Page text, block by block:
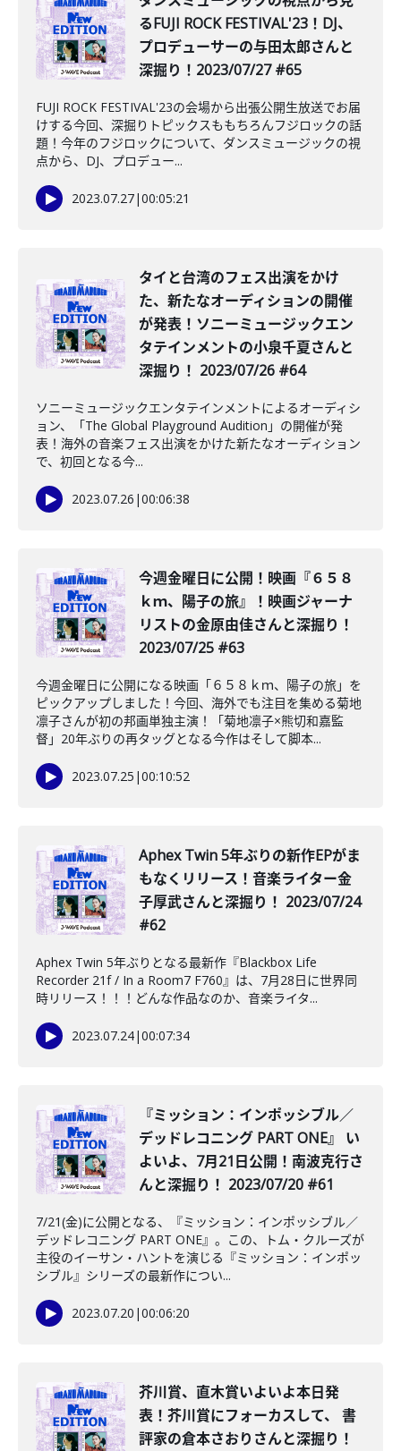
るFUJI ROCK FESTIVAL'23！DJ、
プロデューサーの与田太郎さんと
深掘り！2023/07/27 #65
FUJI ROCK FESTIVAL'23の会場から出張公開生放送でお届
けする今回、深掘りトピックスももちろんフジロックの話
題！今年のフジロックについて、ダンスミュージックの視
点から、DJ、プロデュー...
2023.07.27|00:05:21
タイと台湾のフェス出演をかけ
た、新たなオーディションの開催
が発表！ソニーミュージックエン
タテインメントの小泉千夏さんと
深掘り！ 2023/07/26 #64
ソニーミュージックエンタテインメントによるオーディシ
ョン、「The Global Playground Audition」の開催が発
表！海外の音楽フェス出演をかけた新たなオーディション
で、初回となる今...
2023.07.26 |00:06:38
今週金曜日に公開！映画『６５８
ｋｍ、陽子の旅』！映画ジャーナ
リストの金原由佳さんと深掘り！
2023/07/25 #63
今週金曜日に公開になる映画「６５８ｋｍ、陽子の旅」を
ピックアップしました！今回、海外でも注目を集める菊地
凛子さんが初の邦画単独主演！「菊地凛子×熊切和嘉監
督」20年ぶりの再タッグとなる今作はそして脚本...
2023.07.25 |00:10:52
Aphex Twin 5年ぶりの新作EPがま
もなくリリース！音楽ライター金
子厚武さんと深掘り！ 2023/07/24
#62
Aphex Twin 5年ぶりとなる最新作『Blackbox Life
Recorder 21f / In a Room7 F760』は、7月28日に世界同
時リリース！！！どんな作品なのか、音楽ライタ...
2023.07.24|00:07:34
『ミッション：インポッシブル／
デッドレコニング PART ONE』 い
よいよ、7月21日公開！南波克行さ
んと深掘り！ 2023/07/20 #61
7/21(金)に公開となる、『ミッション：インポッシブル／
デッドレコニング PART ONE』。この、トム・クルーズが
主役のイーサン・ハントを演じる『ミッション：インポッ
シブル』シリーズの最新作につい...
2023.07.20 |00:06:20
芥川賞、直木賞いよいよ本日発
表！芥川賞にフォーカスして、 書
評家の倉本さおりさんと深掘り！